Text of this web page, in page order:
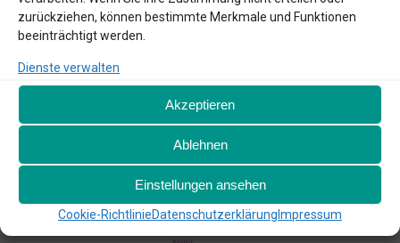
zurückziehen, können bestimmte Merkmale und Funktionen
beeinträchtigt werden.
Dienste verwalten
Akzeptieren
Ablehnen
Einstellungen ansehen
Cookie-RichtlinieDatenschutzerklärung Impressum
Vorheriger Beitrag
Alpha Hann.Münden
Nächster Beitrag
gefördert durch:
Die Gesetzlichen Krankenversicherungen